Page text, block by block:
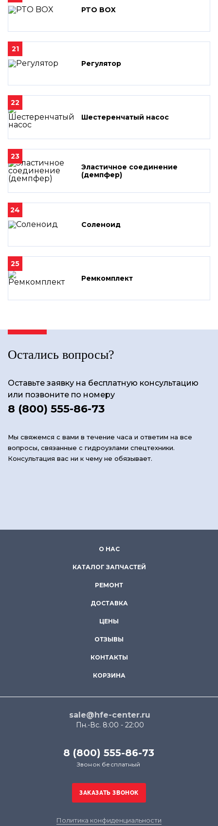
PTO BOX
21
Регулятор
22
Шестеренчатый насос
23
Эластичное соединение
(демпфер)
24
Соленоид
25
Ремкомплект
Остались вопросы?
Оставьте заявку на бесплатную консультацию
или позвоните по номеру
8 (800) 555-86-73
Мы свяжемся с вами в течение часа и ответим на все
вопросы, связанные с гидроузлами спецтехники.
Консультация вас ни к чему не обязывает.
О НАС
КАТАЛОГ ЗАПЧАСТЕЙ
РЕМОНТ
ДОСТАВКА
ЦЕНЫ
ОТЗЫВЫ
КОНТАКТЫ
КОРЗИНА
sale@hfe-center.ru
Пн.-Вс. 8:00 - 22:00
8 (800) 555-86-73
Звонок бесплатный
Политика конфиденциальности